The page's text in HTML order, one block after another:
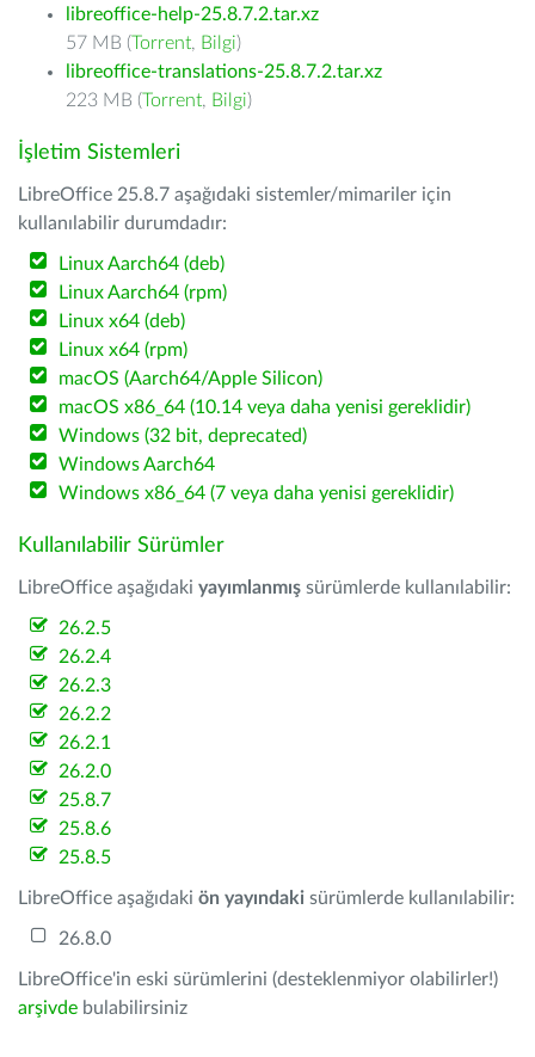
libreoffice-help-25.8.7.2.tar.xz
57 MB (Torrent, Bilgi)
libreoffice-translations-25.8.7.2.tar.xz
223 MB (Torrent, Bilgi)
İşletim Sistemleri
LibreOffice 25.8.7 aşağıdaki sistemler/mimariler için
kullanılabilir durumdadır:
Linux Aarch64 (deb)
Linux Aarch64 (rpm)
Linux x64 (deb)
Linux x64 (rpm)
macOS (Aarch64/Apple Silicon)
macOS x86_64 (10.14 veya daha yenisi gereklidir)
Windows (32 bit, deprecated)
Windows Aarch64
Windows x86_64 (7 veya daha yenisi gereklidir)
Kullanılabilir Sürümler
LibreOffice aşağıdaki yayımlanmış sürümlerde kullanılabilir:
26.2.5
26.2.4
26.2.3
26.2.2
26.2.1
26.2.0
25.8.7
25.8.6
25.8.5
LibreOffice aşağıdaki ön yayındaki sürümlerde kullanılabilir:
26.8.0
LibreOffice'in eski sürümlerini (desteklenmiyor olabilirler!)
arşivde bulabilirsiniz